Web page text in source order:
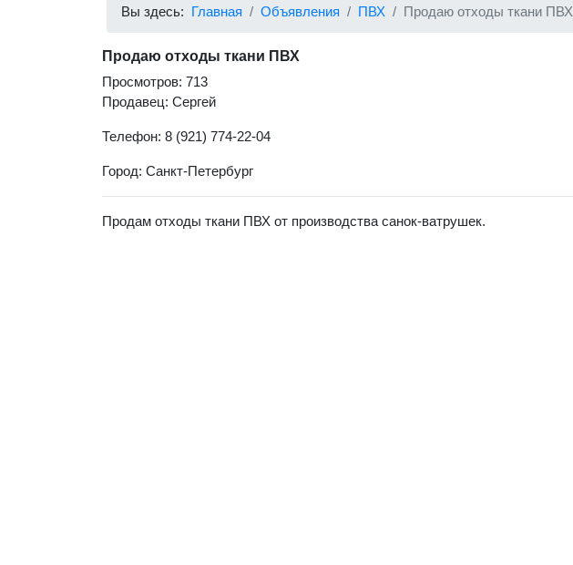
Вы здесь: Главная Объявления ПВХ Продаю отходы ткани ПВХ
Продаю отходы ткани ПВХ
Просмотров: 713
Продавец: Сергей
Телефон: 8 (921) 774-22-04
Город: Санкт-Петербург
Продам отходы ткани ПВХ от производства санок-ватрушек.